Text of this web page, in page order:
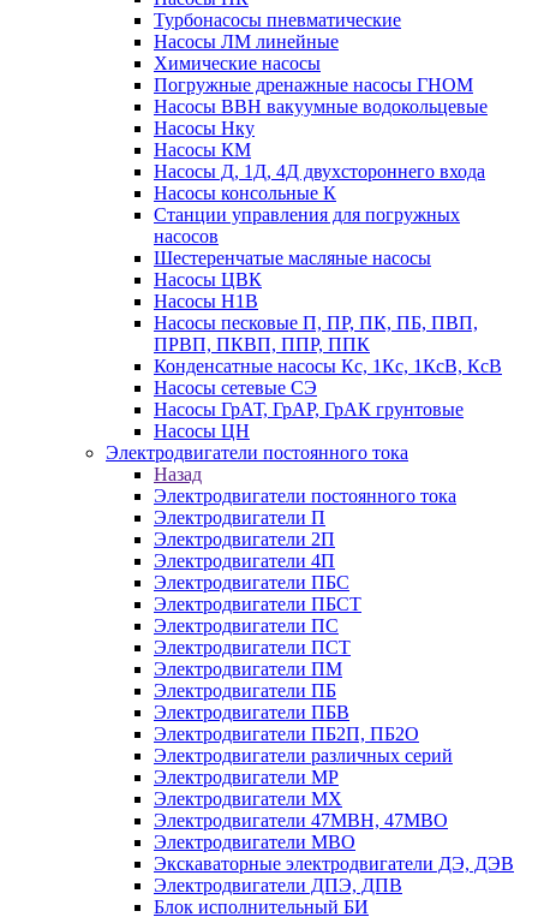
Турбонасосы пневматические
Насосы ЛМ линейные
Химические насосы
Погружные дренажные насосы ГНОМ
Насосы ВВН вакуумные водокольцевые
Насосы Нку
Насосы КМ
Насосы Д, 1Д, 4Д двухстороннего входа
Насосы консольные К
Станции управления для погружных
насосов
Шестеренчатые масляные насосы
Насосы ЦВК
Насосы Н1В
Насосы песковые П, ПР, ПК, ПБ, ПВП,
ПРВП, ПКВП, ППР, ППК
Конденсатные насосы Кс, 1Кс, 1КсВ, КсВ
Насосы сетевые СЭ
Насосы ГрАТ, ГрАР, ГрАК грунтовые
Насосы ЦН
Электродвигатели постоянного тока
Назад
Электродвигатели постоянного тока
Электродвигатели П
Электродвигатели 2П
Электродвигатели 4П
Электродвигатели ПБС
Электродвигатели ПБСТ
Электродвигатели ПС
Электродвигатели ПСТ
Электродвигатели ПМ
Электродвигатели ПБ
Электродвигатели ПБВ
Электродвигатели ПБ2П, ПБ2О
Электродвигатели различных серий
Электродвигатели МР
Электродвигатели MX
Электродвигатели 47MBH, 47МВО
Электродвигатели MBO
Экскаваторные электродвигатели ДЭ, ДЭВ
Электродвигатели ДПЭ, ДПВ
Блок исполнительный БИ